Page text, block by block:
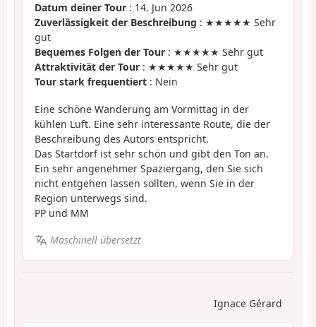
Datum deiner Tour : 14. Jun 2026
Zuverlässigkeit der Beschreibung : ★★★★★ Sehr
gut
Bequemes Folgen der Tour : ★★★★★ Sehr gut
Attraktivität der Tour : ★★★★★ Sehr gut
Tour stark frequentiert : Nein
Eine schöne Wanderung am Vormittag in der
kühlen Luft. Eine sehr interessante Route, die der
Beschreibung des Autors entspricht.
Das Startdorf ist sehr schön und gibt den Ton an.
Ein sehr angenehmer Spaziergang, den Sie sich
nicht entgehen lassen sollten, wenn Sie in der
Region unterwegs sind.
PP und MM
Maschinell übersetzt
Ignace Gérard